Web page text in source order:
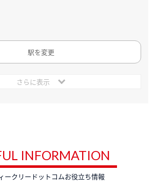
駅を変更
さらに表示
INFORMATION
ークリードットコムお役立ち情報